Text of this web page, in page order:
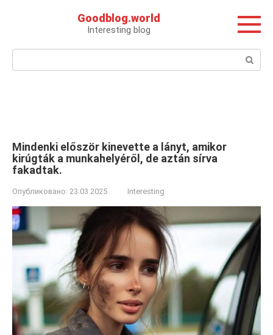
Goodblog.world
Interesting blog
Поиск:
Mindenki először kinevette a lányt, amikor
kirúgták a munkahelyéről, de aztán sírva
fakadtak.
Опубликовано: 23.03.2025 Interesting